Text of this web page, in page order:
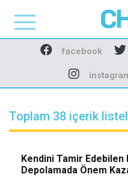
Chemlife
facebook
Toplam 38 içerik
Kendini Tamir
Depolamada Önem